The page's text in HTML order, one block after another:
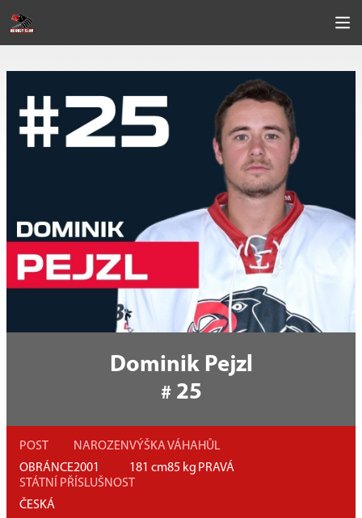
Dominik Pejzl
# 25
POST
OBRÁNCE
NAROZEN
2001
VÝŠKA
181 cm
VÁHA
85 kg
HŮL
PRAVÁ
STÁTNÍ PŘÍSLUŠNOST
ČESKÁ